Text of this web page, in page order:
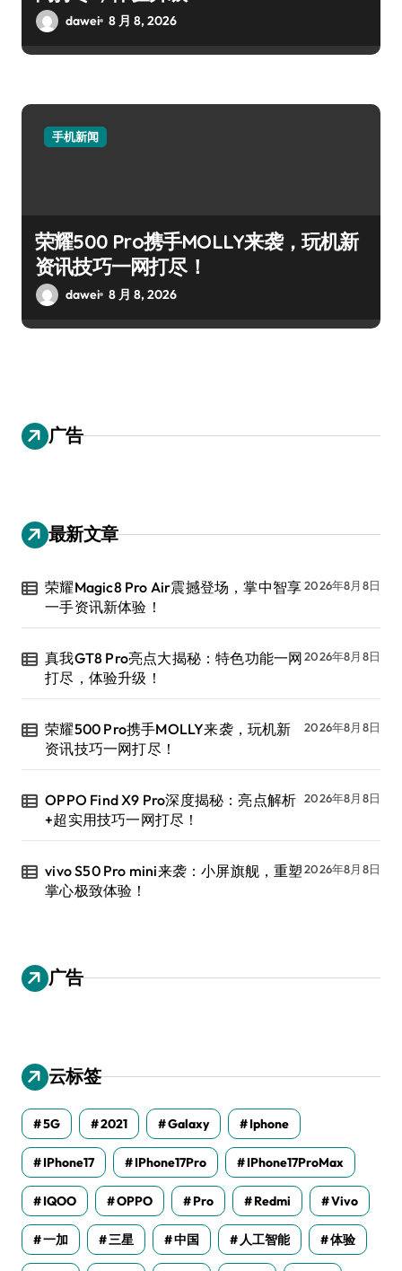
dawei 8 月 8, 2026
手机新闻
荣耀500 Pro携手MOLLY来袭，玩机新
资讯技巧一网打尽！
dawei 8 月 8, 2026
广告
最新文章
荣耀Magic8 Pro Air震撼登场，掌中智享
一手资讯新体验！
2026年8月8日
真我GT8 Pro亮点大揭秘：特色功能一网
打尽，体验升级！
2026年8月8日
荣耀500 Pro携手MOLLY来袭，玩机新
资讯技巧一网打尽！
2026年8月8日
OPPO Find X9 Pro深度揭秘：亮点解析
+超实用技巧一网打尽！
2026年8月8日
vivo S50 Pro mini来袭：小屏旗舰，重塑
掌心极致体验！
2026年8月8日
广告
云标签
5G 2021 Galaxy Iphone
IPhone17 IPhone17Pro IPhone17ProMax
IQOO OPPO Pro Redmi Vivo
一加 三星 中国 人工智能 体验